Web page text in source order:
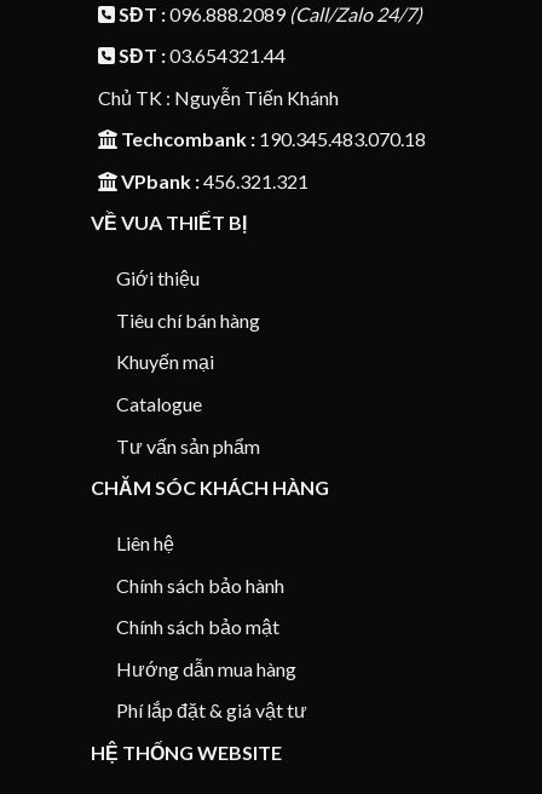
SĐT :096.888.2089 (Call/Zalo 24/7)
SĐT :03.654321.44
Chủ TK : Nguyễn Tiến Khánh
Techcombank :190.345.483.070.18
VPbank :456.321.321
VỀ VUA THIẾT BỊ
Giới thiệu
Tiêu chí bán hàng
Khuyến mại
Catalogue
Tư vấn sản phẩm
CHĂM SÓC KHÁCH HÀNG
Liên hệ
Chính sách bảo hành
Chính sách bảo mật
Hướng dẫn mua hàng
Phí lắp đặt & giá vật tư
HỆ THỐNG WEBSITE